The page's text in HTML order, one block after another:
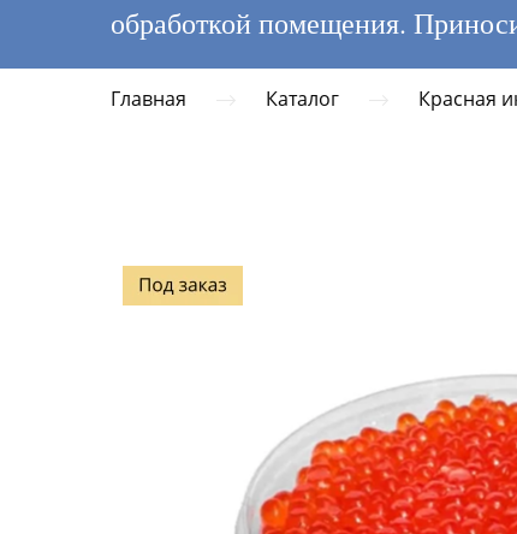
обработкой помещения.
Главная Каталог Красная